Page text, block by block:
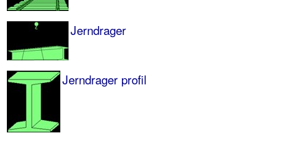
Jerndrager
Jerndrager profil